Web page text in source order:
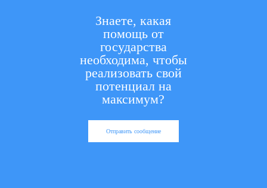
Знаете, какая
помощь от
государства
необходима, чтобы
реализовать свой
потенциал на
максимум?
Отправить сообщение